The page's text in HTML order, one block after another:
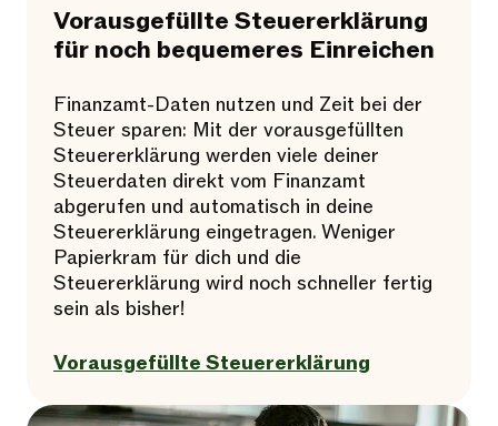
Vorausgefüllte Steuererklärung
für noch bequemeres Einreichen
Finanzamt-Daten nutzen und Zeit bei der
Steuer sparen: Mit der vorausgefüllten
Steuererklärung werden viele deiner
Steuerdaten direkt vom Finanzamt
abgerufen und automatisch in deine
Steuererklärung eingetragen. Weniger
Papierkram für dich und die
Steuererklärung wird noch schneller fertig
sein als bisher!
Vorausgefüllte Steuererklärung